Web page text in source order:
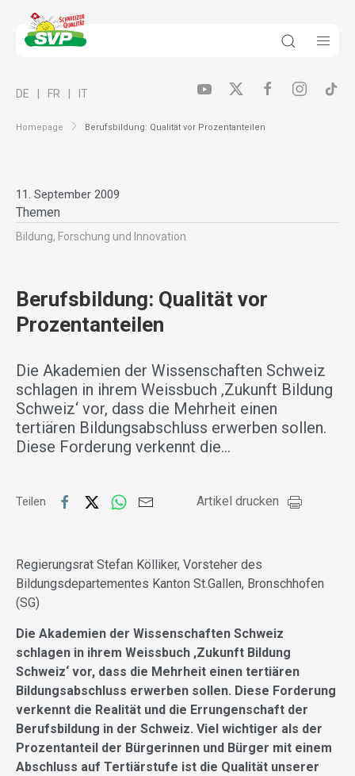
Homepage Berufsbildung: Qualität vor Prozentanteilen
DE FR IT
11. September 2009
Themen
Bildung, Forschung und Innovation
Berufsbildung: Qualität vor
Prozentanteilen
Die Akademien der Wissenschaften Schweiz
schlagen in ihrem Weissbuch ‚Zukunft Bildung
Schweiz‘ vor, dass die Mehrheit einen
tertiären Bildungsabschluss erwerben sollen.
Diese Forderung verkennt die…
Teilen Artikel drucken
Regierungsrat Stefan Kölliker, Vorsteher des
Bildungsdepartementes Kanton St.Gallen, Bronschhofen
(SG)
Die Akademien der Wissenschaften Schweiz
schlagen in ihrem Weissbuch ‚Zukunft Bildung
Schweiz‘ vor, dass die Mehrheit einen tertiären
Bildungsabschluss erwerben sollen. Diese Forderung
verkennt die Realität und die Errungenschaft der
Berufsbildung in der Schweiz. Viel wichtiger als der
Prozentanteil der Bürgerinnen und Bürger mit einem
Abschluss auf Tertiärstufe ist die Qualität unserer